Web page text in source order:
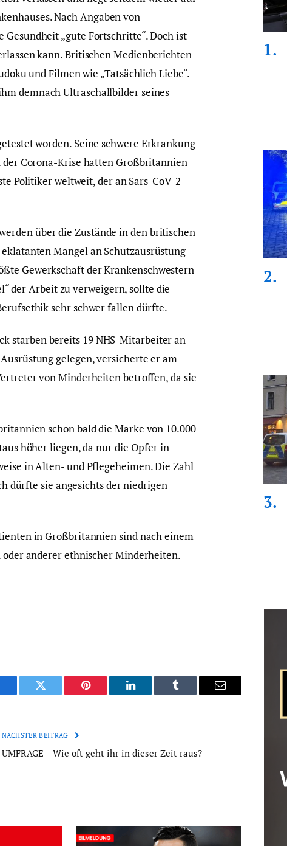
Nach Angaben von
„gute Fortschritte“. Doch ist
kann. Britischen Medienberichten
und Filmen wie „Tatsächlich Liebe“.
demnach Ultraschallbilder seines
worden. Seine schwere Erkrankung
Corona-Krise hatten Großbritannien
Politiker weltweit, der an Sars-CoV-2
über die Zustände in den britischen
Mangel an Schutzausrüstung
Gewerkschaft der Krankenschwestern
der Arbeit zu verweigern, sollte die
sehr schwer fallen dürfte.
starben bereits 19 NHS-Mitarbeiter an
gelegen, versicherte er am
von Minderheiten betroffen, da sie
schon bald die Marke von 10.000
höher liegen, da nur die Opfer in
in Alten- und Pflegeheimen. Die Zahl
dürfte sie angesichts der niedrigen
in Großbritannien sind nach einem
oder anderer ethnischer Minderheiten.
Twitter Pinterest LinkedIn Tumblr Email
NÄCHSTER BEITRAG
UMFRAGE – Wie oft geht ihr in dieser Zeit raus?